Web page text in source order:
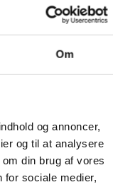
Om
og annoncer,
og til at analysere
din brug af vores
for sociale medier,
og brug
30 dage.